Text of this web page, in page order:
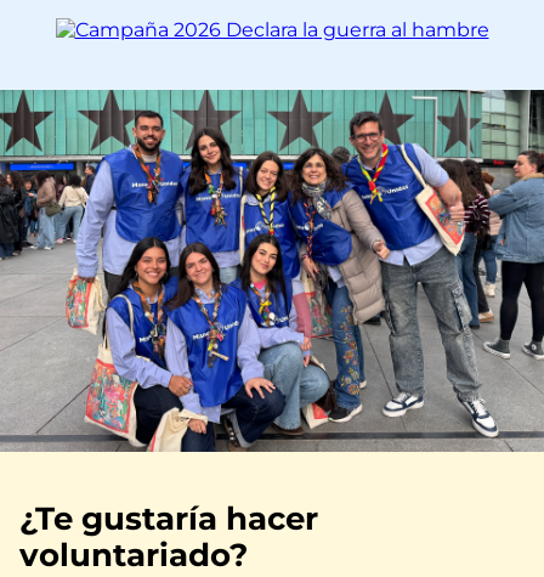
Imagen
Imagen
¿Te gustaría hacer
voluntariado?